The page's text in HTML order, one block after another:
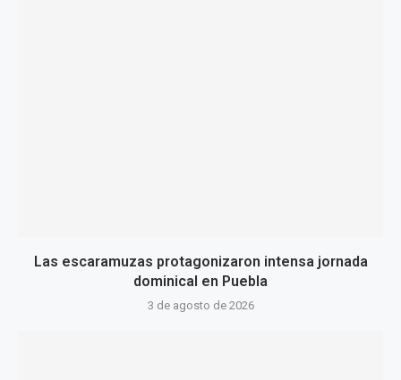
Las escaramuzas protagonizaron intensa jornada
dominical en Puebla
3 de agosto de 2026